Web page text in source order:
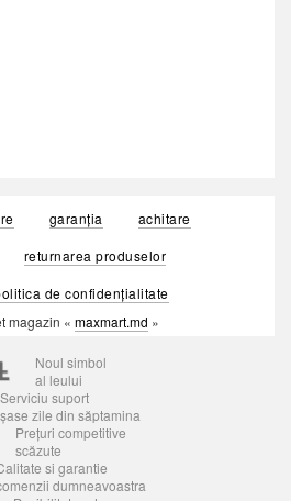
garanția
achitare
returnarea produselor
de confidențialitate
magazin « maxmart.md »
Noul simbol
al leului
Serviciu suport
șase zile din săptamina
Prețuri competitive
scăzute
si garantie
dumneavoastra